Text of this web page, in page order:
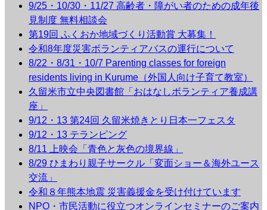
9/25・10/30・11/27 高齢者・障がい者のための成年後
見制度 無料相談会
第19回 ふくおか地域づくり活動賞 大募集！
令和8年度災害ボランティアバスの運行について
8/22・8/31・10/7 Parenting classes for foreign
residents living in Kurume（外国人向け子育て教室）
久留米市立中央図書館「おはなしボランティア養成講
座」
9/12・13 第24回 久留米焼きとり日本一フェスタ
9/12・13 テランピング
8/11 上映会「青色と灰色の境界線」
8/29 ひまわり親子サークル「変面ショー＆海外ユース
交流」
令和８年熊本地震 災害義援金を受け付けています
NPO・市民活動に役立つオンラインセミナーのご案内